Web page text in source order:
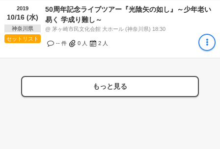
2019
10/16 (水)
神奈川県
セットリスト
50周年記念ライブツアー『光陰矢の如し』～少年老い
易く 学成り難し～
@ 茅ヶ崎市民文化会館 大ホール (神奈川県) 18:30
-- 件 0 人 2 人
もっと見る